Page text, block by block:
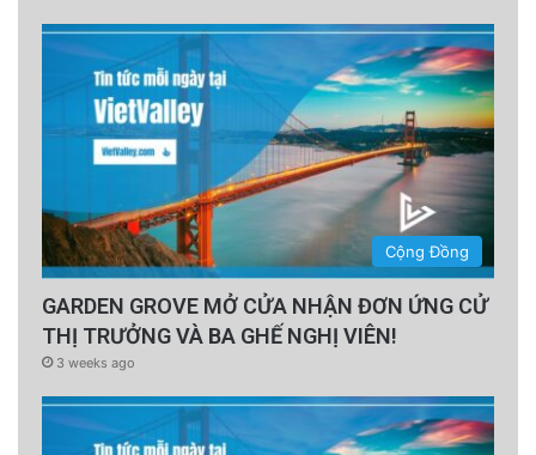
Cộng Đồng
GARDEN GROVE MỞ CỬA NHẬN ĐƠN ỨNG CỬ
THỊ TRƯỞNG VÀ BA GHẾ NGHỊ VIÊN!
3 weeks ago